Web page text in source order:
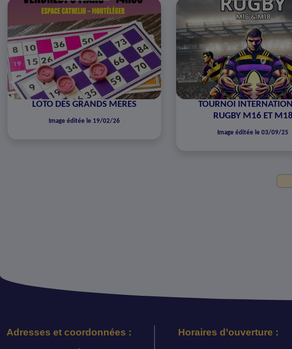
LOTO DES GRANDS MERES
Image éditée le 19/02/26
TOURNOI
RUGBY M16 ET M18
Image éditée le 03/09/25
Adresses et coordonnées : Horaires d’ouverture :